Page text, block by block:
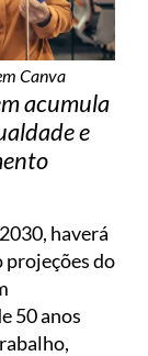
Canva
acumula
e
haverá
projeções do
50 anos